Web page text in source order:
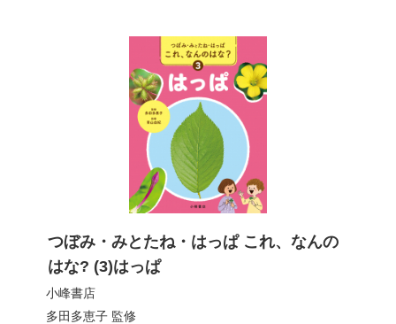
つぼみ・みとたね・はっぱ これ、なんの
はな? (3)はっぱ
小峰書店
多田多恵子監修